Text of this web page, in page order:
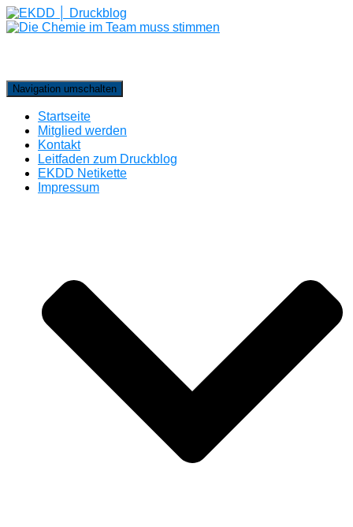
Navigation umschalten
Startseite
Mitglied werden
Kontakt
Leitfaden zum Druckblog
EKDD Netikette
Impressum